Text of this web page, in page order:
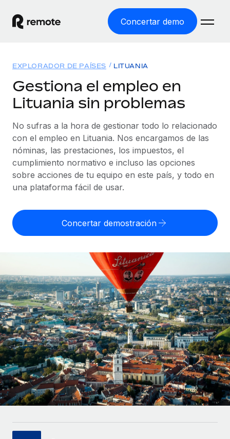
Concertar demo
EMPLEO GLOBAL
Nómina global
Gestiona las nóminas de forma sencilla y conforme a la
legalidad.
Employer of Record
Expándete en todo el mundo sin gastar en entidades.
cumpliendo la normativa.
Integra y gestiona a autónomos globalmente.
PEO
Externaliza tareas laborales complejas.
INFRAESTRUCTURA
Conexión Remote
Integra los RR. HH. en tus flujos de trabajo sin
complicaciones.
Plataforma
Funciones esenciales de RR. HH. integradas para tu
Conectar
Soluciones
COBERTURA MUNDIAL
Explorador de países
Consulta el soporte del empleo global según el país.
Explorador estatal de EE. UU.
Simplifica la contratación en todos los estados de EE.
Comparador de Remote
Compáranos con otras empresas.
ETAPAS DE CRECIMIENTO
Startups
Soluciones ágiles de RR. HH. globales y nóminas para
empresas en crecimiento.
Mediana empresa
Amplía tu equipo con soluciones de RR. HH.
personalizadas.
Empresa
RR. HH. globales para grandes empresas.
ASOCIARSE
Recursos
HERRAMIENTAS Y CALCULADORAS
Calculadora del riesgo de clasificación errónea
Consulta el riesgo de clasificación errónea por país.
cualquier país.
Descubre opciones de divisas y tiempos de pago para
autónomos globales.
APRENDIZAJE CON REMOTE
Guías y recursos
Casos prácticos
Glosario de RR. HH.
Listas de verificación y plantillas
Biblioteca de descripciones de puestos
Webinarios
Precios
English
Français
Deutsch
Español
Italiano
Português (Portugal)
日本語
한국어
EXPLORADOR DE PAÍSES LITUANIA
Gestiona el empleo en
Lituania sin problemas
No sufras a la hora de gestionar todo lo relacionado
con el empleo en Lituania. Nos encargamos de las
nóminas, las prestaciones, los impuestos, el
cumplimiento normativo e incluso las opciones
sobre acciones de tu equipo en este país, y todo en
una plataforma fácil de usar.
Concertar demostración